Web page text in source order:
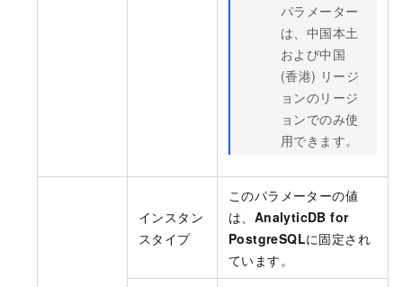
パラメーター
は、中国本土
および中国
(香港) リージ
ョンのリージ
ョンでのみ使
用できます。
インスタン
スタイプ
このパラメーターの値
は、 AnalyticDB for
PostgreSQLに固定され
ています。